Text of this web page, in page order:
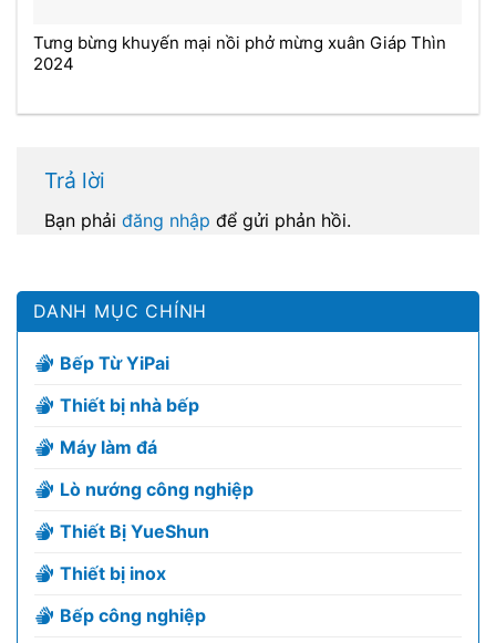
Tưng bừng khuyến mại nồi phở mừng xuân Giáp Thìn
2024
Trả lời
Bạn phải đăng nhập để gửi phản hồi.
DANH MỤC CHÍNH
Bếp Từ YiPai
Thiết bị nhà bếp
Máy làm đá
Lò nướng công nghiệp
Thiết Bị YueShun
Thiết bị inox
Bếp công nghiệp